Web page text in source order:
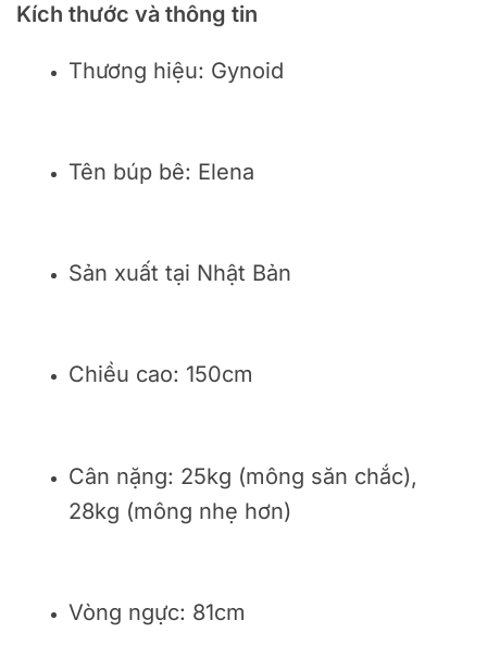
Kích thước và thông tin
Thương hiệu: Gynoid
Tên búp bê: Elena
Sản xuất tại Nhật Bản
Chiều cao: 150cm
Cân nặng: 25kg (mông săn chắc),
28kg (mông nhẹ hơn)
Vòng ngực: 81cm